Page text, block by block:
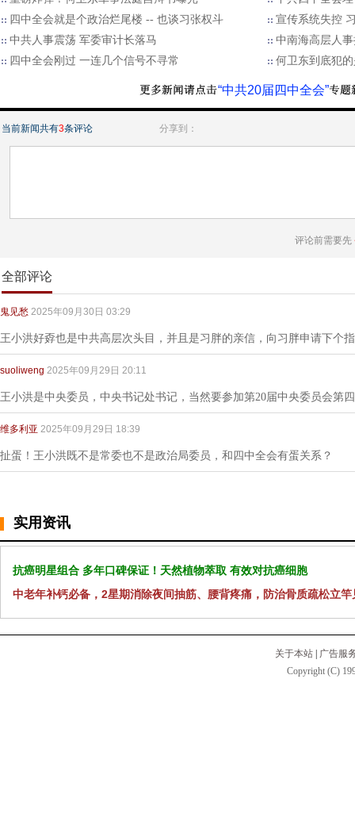
四中全会就是个政治烂尾楼 -- 也谈习张权斗
宣传系统失控
中共人事震荡 军委审计长落马
中南海高层人
四中全会刚过 一连几个信号不寻常
何卫东到底犯
“中共20届四中全会”
当前新闻共有3条评论 分享到：
评论前需要先
全部评论
鬼见愁 2025年09月30日 03:29
王小洪好孬也是中共高层次头目，并且是习胖的亲信，向习胖申请下个
suoliweng 2025年09月29日 20:11
王小洪是中央委员，中央书记处书记，当然要参加第20届中央委员会第
维多利亚 2025年09月29日 18:39
扯蛋！王小洪既不是常委也不是政治局委员，和四中全会有蛋关系？
实用资讯
抗癌明星组合 多年口碑保证！天然植物萃取 有效对抗癌细胞
中老年补钙必备，2星期消除夜间抽筋、腰背疼痛，防治骨质疏松立竿
关于本站
广告服
Copyright (C)